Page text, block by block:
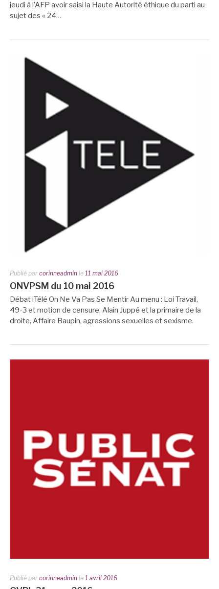
jeudi à l’AFP avoir saisi la Haute Autorité éthique du parti au
sujet des « 24…
Publié par corinneadmin le 11 mai 2016
ONVPSM du 10 mai 2016
Débat iTélé On Ne Va Pas Se Mentir Au menu : Loi Travail,
49-3 et motion de censure, Alain Juppé et la primaire de la
droite, Affaire Baupin, agressions sexuelles et sexisme.
Publié par corinneadmin le 1 avril 2016